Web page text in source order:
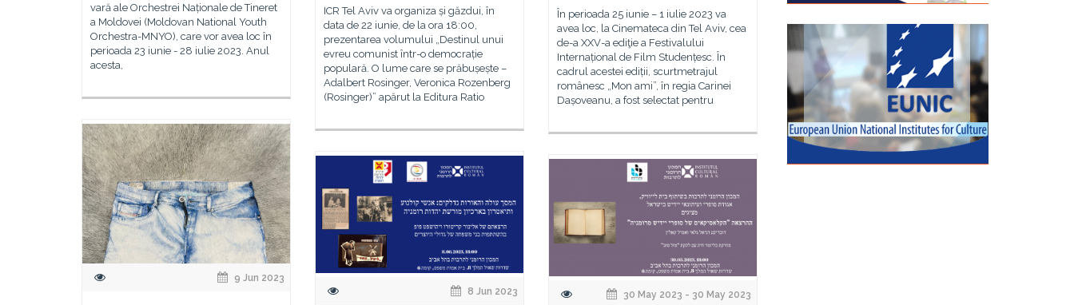
ICR Tel Aviv va organiza și găzdui, în
data de 22 iunie, de la ora 18:00,
prezentarea volumului „Destinul unui
evreu comunist într-o democrație
populară. O lume care se prăbușește –
Adalbert Rosinger, Veronica Rozenberg
(Rosinger)” apărut la Editura Ratio
vară ale Orchestrei Naționale de Tineret
a Moldovei (Moldovan National Youth
Orchestra-MNYO), care vor avea loc în
perioada 23 iunie - 28 iulie 2023. Anul
acesta,
În perioada 25 iunie – 1 iulie 2023 va
avea loc, la Cinemateca din Tel Aviv, cea
de-a XXV-a ediţie a Festivalului
Internațional de Film Studențesc. În
cadrul acestei ediții, scurtmetrajul
românesc „Mon ami”, în regia Carinei
Dașoveanu, a fost selectat pentru
9 Jun 2023
8 Jun 2023 30 May 2023 - 30 May 2023